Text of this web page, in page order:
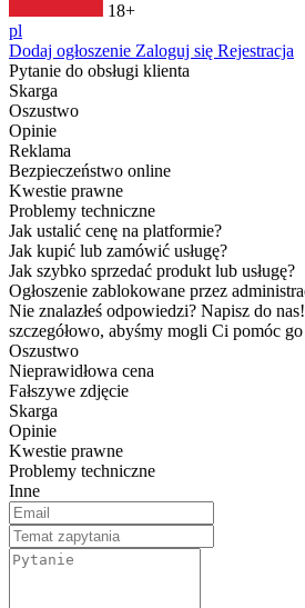
18+
pl
Dodaj ogłoszenie Zaloguj się Rejestracja
Pytanie do obsługi klienta
Skarga
Oszustwo
Opinie
Reklama
Bezpieczeństwo online
Kwestie prawne
Problemy techniczne
Jak ustalić cenę na platformie?
Jak kupić lub zamówić usługę?
Jak szybko sprzedać produkt lub usługę?
Ogłoszenie zablokowane przez
Nie znalazłeś odpowiedzi? Napisz do nas!
szczegółowo, abyśmy mogli Ci pomóc
Oszustwo
Nieprawidłowa cena
Fałszywe zdjęcie
Skarga
Opinie
Kwestie prawne
Problemy techniczne
Inne